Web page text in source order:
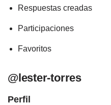
Respuestas creadas
Participaciones
Favoritos
@lester-torres
Perfil